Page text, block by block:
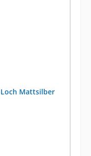
Mattsilber